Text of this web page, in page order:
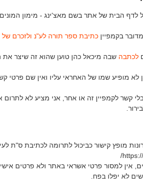
לדף הבית של אתר בשם מאצ'ינג - מימון המונים.
בקמפיין כתיבת ספר תורה לע"נ ולזכרם של 45 הרוגי מירון
לכתבה שבה מיכאל כהן טוען שהוא זה שיצר את
לא מופיע שמו של האחראי עליו ואין שם פרטי
בלי קשר לקמפיין זה או אחר, אני מציע לא
מופץ קישור כביכול לתרומה לכתיבת ס"ת
אין למסור פרטי אשראי באתר ולא פרטים
לא יפלו בפח.